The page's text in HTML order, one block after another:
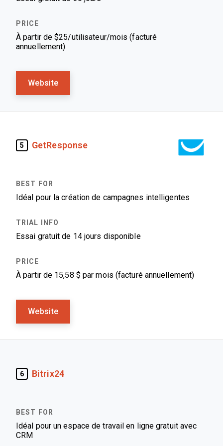
À partir de $25/utilisateur/mois (facturé
annuellement)
Website
5 GetResponse
Idéal pour la création de campagnes intelligentes
Essai gratuit de 14 jours disponible
À partir de 15,58 $ par mois (facturé annuellement)
Website
6 Bitrix24
Idéal pour un espace de travail en ligne gratuit avec
CRM